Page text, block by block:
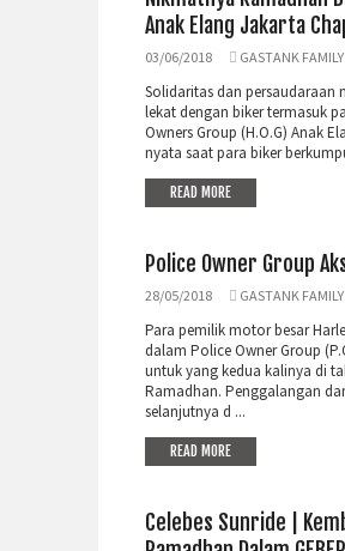
Anak Elang Jakarta
03/06/2018 GASTANK FAMILY
Solidaritas dan persaudaraan
lekat dengan biker termasuk
Owners Group (H.O.G) Anak
nyata saat para biker
READ MORE
Police Owner Group
28/05/2018 GASTANK FAMILY
Para pemilik motor besar
dalam Police Owner Group
untuk yang kedua kalinya di
Ramadhan. Penggalangan
selanjutnya d ...
READ MORE
Celebes Sunride |